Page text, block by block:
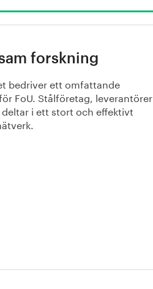
forskning
bedriver ett omfattande
FoU. Stålföretag, leverantörer
i ett stort och effektivt